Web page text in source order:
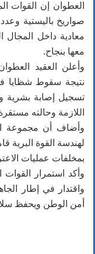
معادية داخل المجال
معها بنجاح.
وأعلن العقيد
نتيجة سقوط شظايا
تسجيل إصابة بشرية
اللازمة وحالته
وأضاف أن مجموعة
لهندسة القوة البرية
بمخلفات عمليات
وأكد استمرار القوات
واقتدار في إطار
أمن الوطن ويحفظ